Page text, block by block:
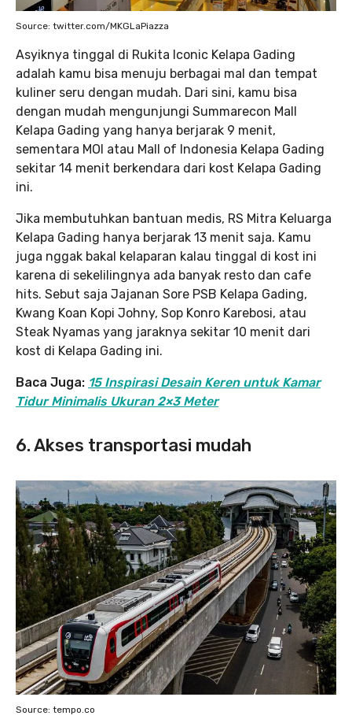
Source: twitter.com/MKGLaPiazza
Asyiknya tinggal di Rukita Iconic Kelapa Gading
adalah kamu bisa menuju berbagai mal dan tempat
kuliner seru dengan mudah. Dari sini, kamu bisa
dengan mudah mengunjungi Summarecon Mall
Kelapa Gading yang hanya berjarak 9 menit,
sementara MOI atau Mall of Indonesia Kelapa Gading
sekitar 14 menit berkendara dari kost Kelapa Gading
ini.
Jika membutuhkan bantuan medis, RS Mitra Keluarga
Kelapa Gading hanya berjarak 13 menit saja. Kamu
juga nggak bakal kelaparan kalau tinggal di kost ini
karena di sekelilingnya ada banyak resto dan cafe
hits. Sebut saja Jajanan Sore PSB Kelapa Gading,
Kwang Koan Kopi Johny, Sop Konro Karebosi, atau
Steak Nyamas yang jaraknya sekitar 10 menit dari
kost di Kelapa Gading ini.
Baca Juga: 15 Inspirasi Desain Keren untuk Kamar
Tidur Minimalis Ukuran 2×3 Meter
6. Akses transportasi mudah
Source: tempo.co